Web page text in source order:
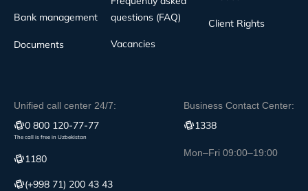
Bank management
Documents
questions (FAQ)
Vacancies
Client Rights
Unified call center 24/7:
0 800 120-77-77
The call is free in Uzbekistan
1180
(+998 71) 200 43 43
Business Contact Center:
1338
Mon–Fri 09:00–19:00